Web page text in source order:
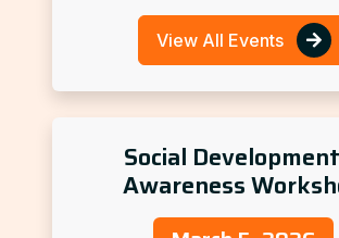
View All Events
Social
Awareness